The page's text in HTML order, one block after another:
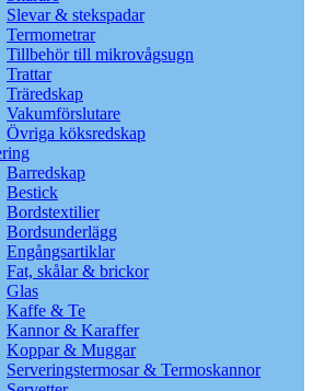
Slevar & stekspadar
Termometrar
Tillbehör till mikrovågsugn
Trattar
Träredskap
Vakumförslutare
Övriga köksredskap
Barredskap
Bestick
Bordstextilier
Bordsunderlägg
Engångsartiklar
Fat, skålar & brickor
Glas
Kaffe & Te
Kannor & Karaffer
Koppar & Muggar
Serveringstermosar & Termoskannor